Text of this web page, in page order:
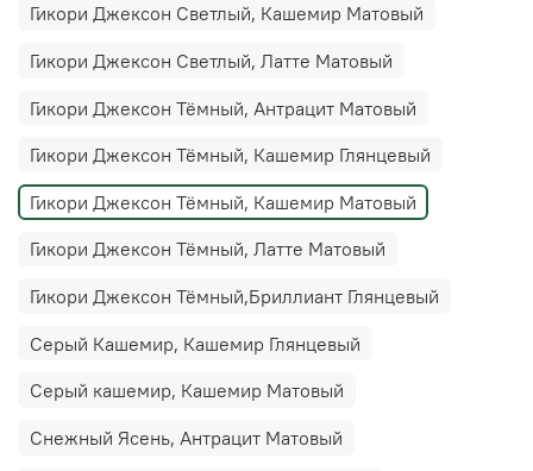
Гикори Джексон Светлый, Кашемир Матовый
Гикори Джексон Светлый, Латте Матовый
Гикори Джексон Тёмный, Антрацит Матовый
Гикори Джексон Тёмный, Кашемир Глянцевый
Гикори Джексон Тёмный, Кашемир Матовый
Гикори Джексон Тёмный, Латте Матовый
Гикори Джексон Тёмный,Бриллиант Глянцевый
Серый Кашемир, Кашемир Глянцевый
Серый кашемир, Кашемир Матовый
Снежный Ясень, Антрацит Матовый